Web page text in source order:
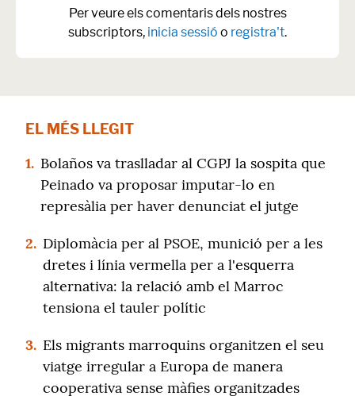
Per veure els comentaris dels nostres
subscriptors, inicia sessió o registra't.
EL MÉS LLEGIT
1. Bolaños va traslladar al CGPJ la sospita que
Peinado va proposar imputar-lo en
represàlia per haver denunciat el jutge
2. Diplomàcia per al PSOE, munició per a les
dretes i línia vermella per a l'esquerra
alternativa: la relació amb el Marroc
tensiona el tauler polític
3. Els migrants marroquins organitzen el seu
viatge irregular a Europa de manera
cooperativa sense màfies organitzades